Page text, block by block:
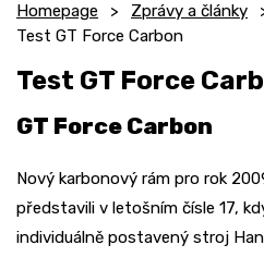
Homepage Zprávy a články
Test GT Force Carbon
Test GT Force
GT Force Carbon
Nový karbonový rám pro rok
představili v letošním čísle 17,
individuálně postavený stroj